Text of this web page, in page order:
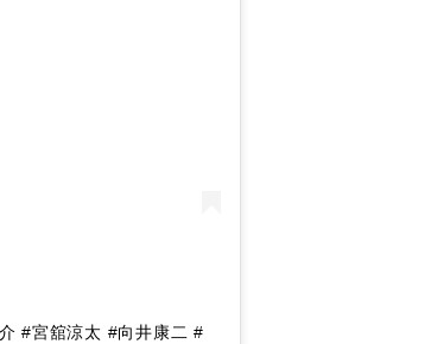
#宮舘涼太 #向井康二 #